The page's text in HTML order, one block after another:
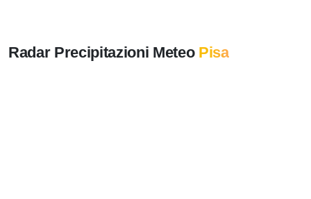
Radar Precipitazioni Meteo Pisa